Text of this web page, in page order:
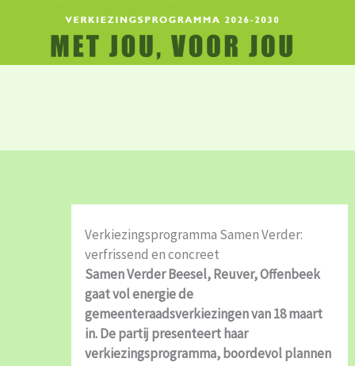
Verkiezingsprogramma Samen Verder:
verfrissend en concreet
Samen Verder Beesel, Reuver, Offenbeek
gaat vol energie de
gemeenteraadsverkiezingen van 18 maart
in. De partij presenteert haar
verkiezingsprogramma, boordevol plannen